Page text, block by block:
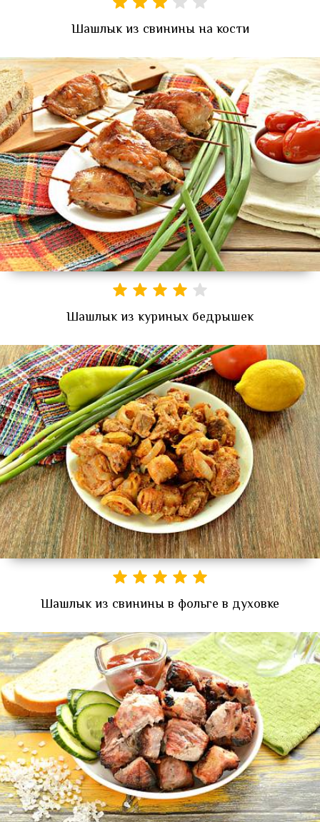
Шашлык из свинины на кости
Шашлык из куриных бедрышек
Шашлык из свинины в фольге в духовке